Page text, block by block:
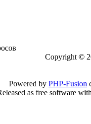
Copyright ©
Powered by PHP-Fusion
as free software